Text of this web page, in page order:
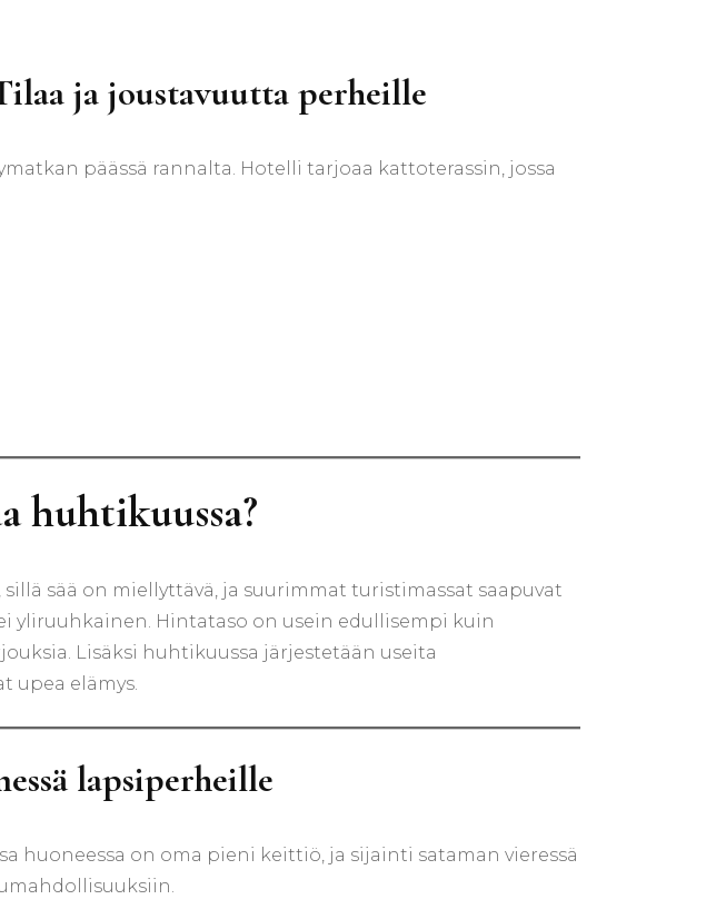
ja joustavuutta perheille
päässä rannalta. Hotelli tarjoaa kattoterassin, jossa
huhtikuussa?
sää on miellyttävä, ja suurimmat turistimassat saapuvat
yliruuhkainen. Hintataso on usein edullisempi kuin
Lisäksi huhtikuussa järjestetään useita
upea elämys.
lapsiperheille
huoneessa on oma pieni keittiö, ja sijainti sataman vieressä